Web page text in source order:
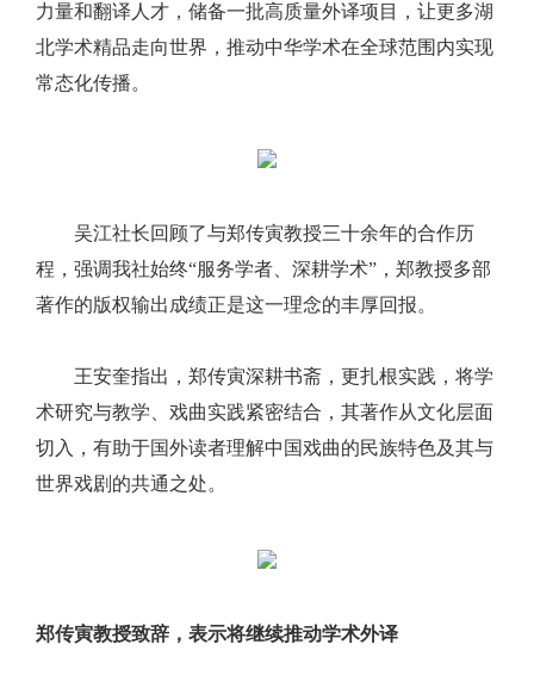
力量和翻译人才，储备一批高质量外译项目，让更多湖
北学术精品走向世界，推动中华学术在全球范围内实现
常态化传播。
吴江社长回顾了与郑传寅教授三十余年的合作历
程，强调我社始终“服务学者、深耕学术”，郑教授多部
著作的版权输出成绩正是这一理念的丰厚回报。
王安奎指出，郑传寅深耕书斋，更扎根实践，将学
术研究与教学、戏曲实践紧密结合，其著作从文化层面
切入，有助于国外读者理解中国戏曲的民族特色及其与
世界戏剧的共通之处。
郑传寅教授致辞，表示将继续推动学术外译